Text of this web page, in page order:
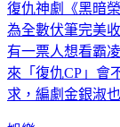
復仇神劇《黑暗
為全數伏筆完美
有一票人想看霸
來「復仇CP」會
求，編劇金銀淑